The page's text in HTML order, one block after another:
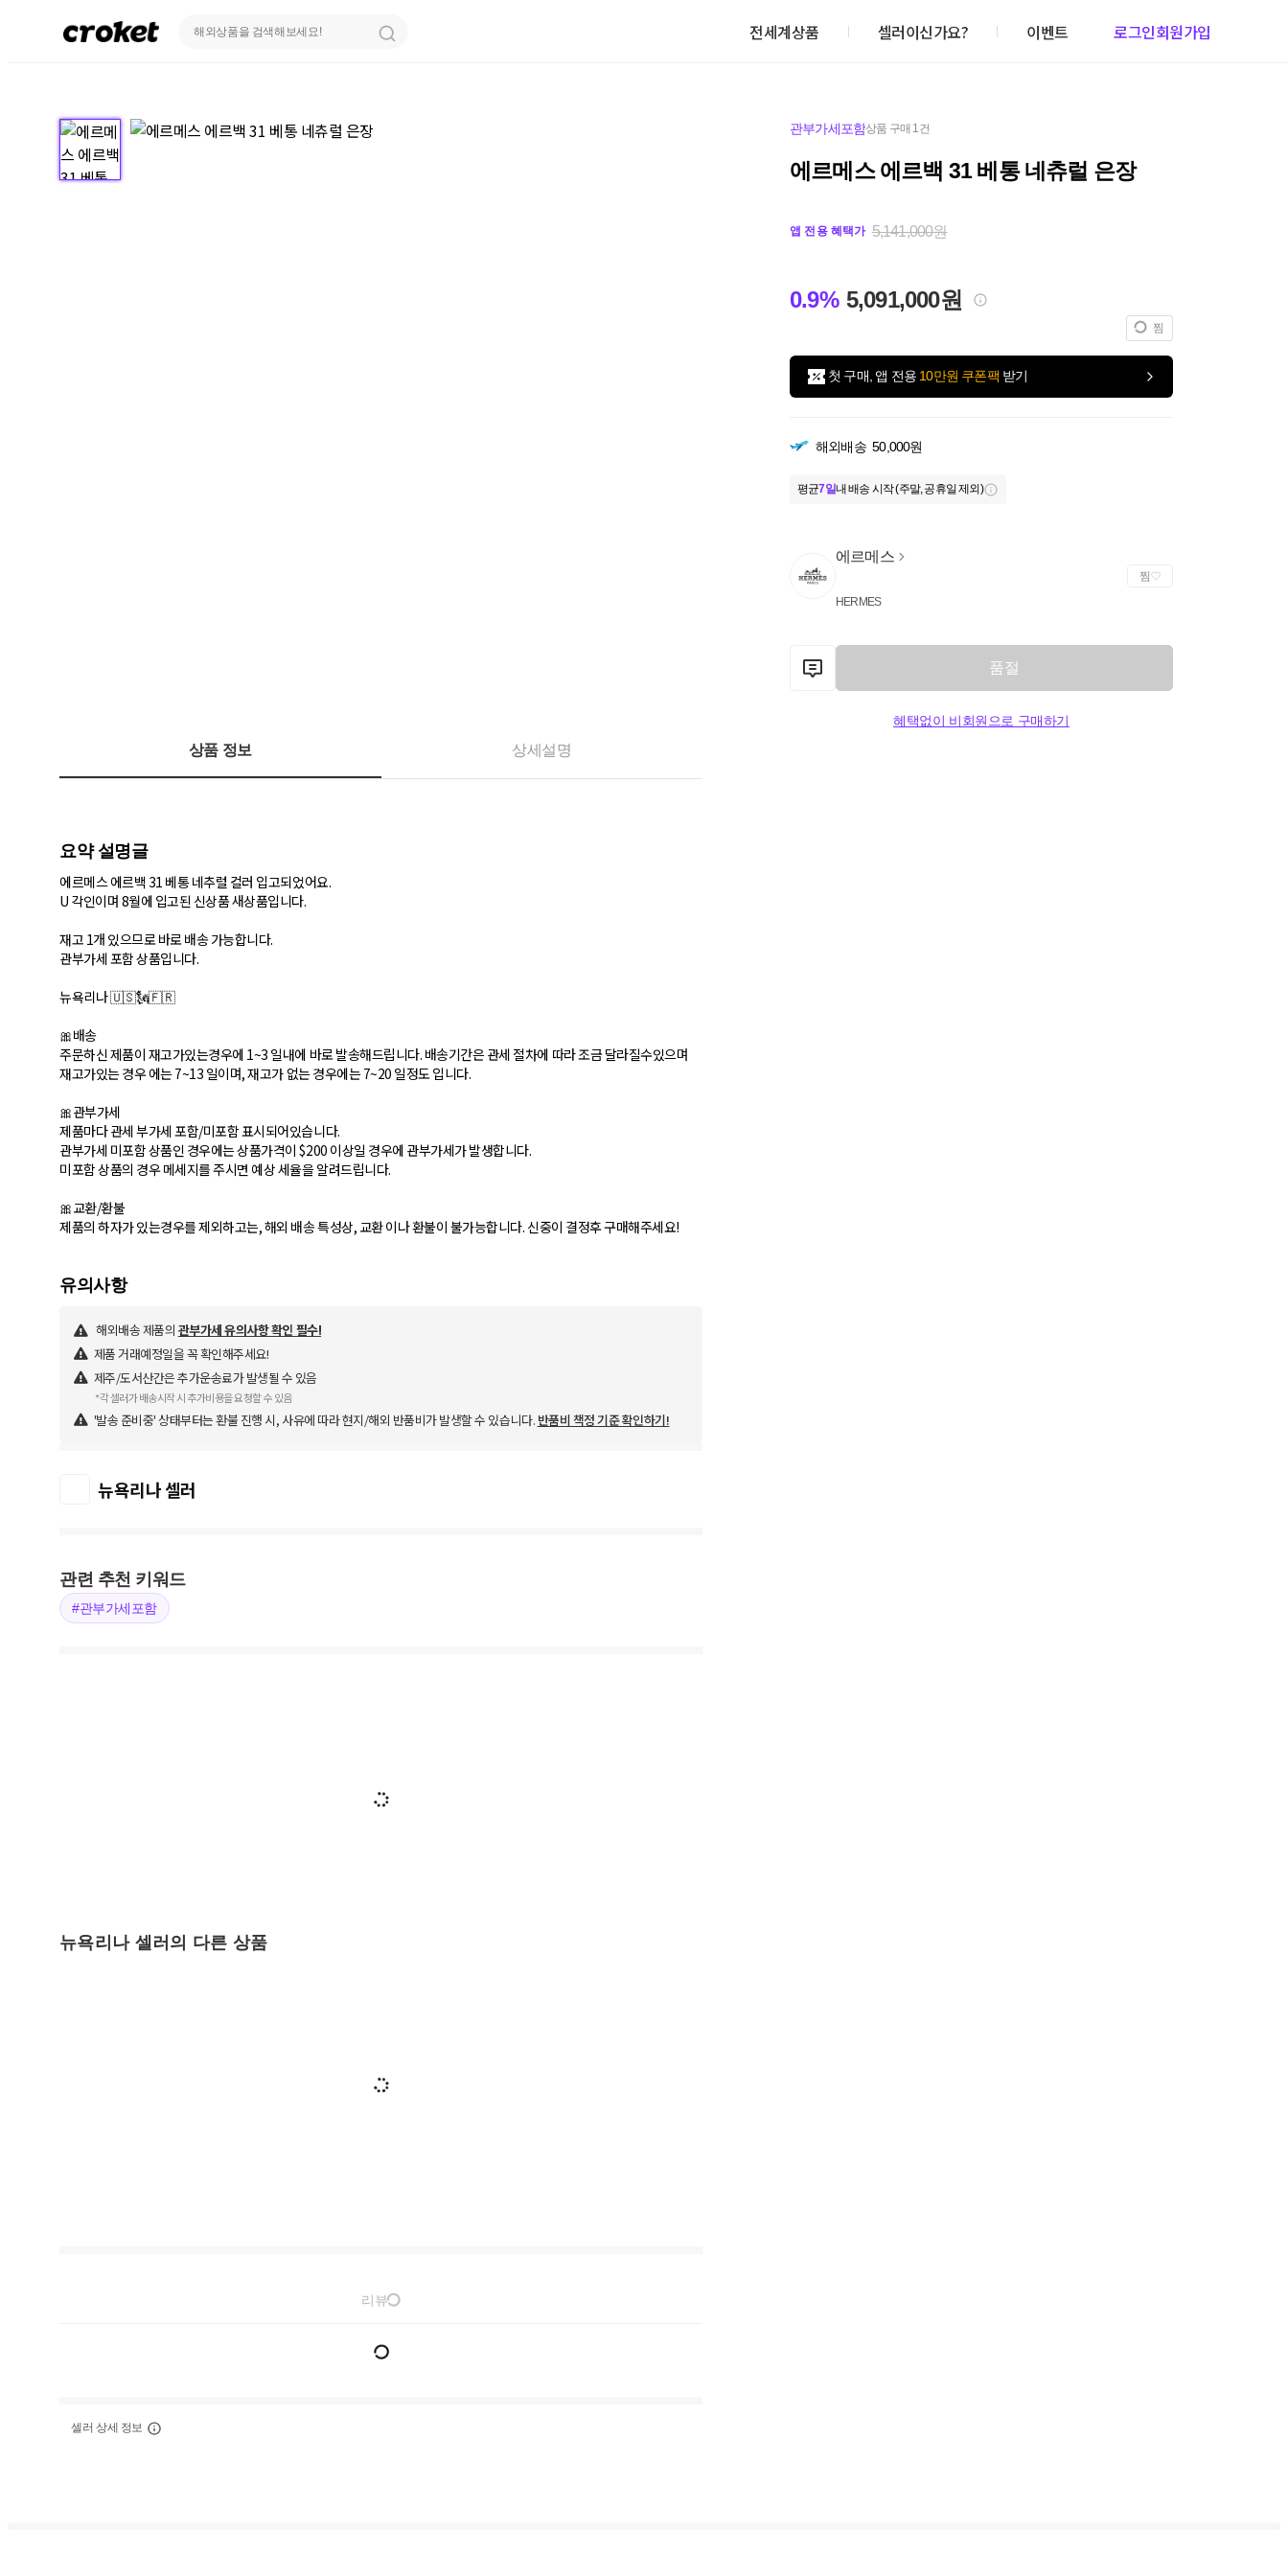
전세계상품 셀러이신가요? 이벤트 로그인회원가입
관부가세포함상품 구매 1건
에르메스 에르백 31 베통 네츄럴 은장
앱 전용 혜택가 5,141,000원
0.9% 5,091,000원
찜
첫 구매, 앱 전용 10만원 쿠폰팩 받기
해외배송 50,000원
평균7일내 배송 시작 (주말, 공휴일 제외)
에르메스
HERMES
찜
품절
혜택없이 비회원으로 구매하기
상품 정보 상세설명
요약 설명글
에르메스 에르백 31 베통 네추럴 컬러 입고되었어요.
U 각인이며 8월에 입고된 신상품 새상품입니다.
재고 1개 있으므로 바로 배송 가능합니다.
관부가세 포함 상품입니다.
뉴욕리나 🇺🇸🗽🇫🇷
🎀배송
주문하신 제품이 재고가있는경우에 1~3 일내에 바로 발송해드립니다. 배송기간은 관세 절차에 따라 조금 달라질수있으며
재고가있는 경우 에는 7~13 일이며, 재고가 없는 경우에는 7~20 일정도 입니다.
🎀관부가세
제품마다 관세 부가세 포함/미포함 표시되어있습니다.
관부가세 미포함 상품인 경우에는 상품가격이 $200 이상일 경우에 관부가세가 발생합니다.
미포함 상품의 경우 메세지를 주시면 예상 세율을 알려드립니다.
🎀교환/환불
제품의 하자가 있는경우를 제외하고는, 해외 배송 특성상, 교환 이나 환불이 불가능합니다. 신중이 결정후 구매해주세요!
유의사항
해외배송 제품의 관부가세 유의사항 확인 필수!
제품 거래예정일을 꼭 확인해주세요!
제주/도서산간은 추가운송료가 발생될 수 있음
*각 셀러가 배송시작 시 추가비용을 요청할 수 있음
'발송 준비중' 상태부터는 환불 진행 시, 사유에 따라 현지/해외 반품비가 발생할 수 있습니다. 반품비 책정 기준 확인하기!
뉴욕리나 셀러
관련 추천 키워드
#관부가세포함
뉴욕리나 셀러의 다른 상품
리뷰
셀러 상세 정보